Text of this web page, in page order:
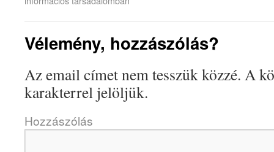
Vélemény, hozzászólás?
Az email címet nem tesszük közzé. A
karakterrel jelöljük.
Hozzászólás